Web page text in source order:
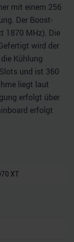
mit einem 256
Der Boost-
1870 MHz). Die
wird der
Kühlung
und ist 360
liegt laut
erfolgt über
erfolgt
XT